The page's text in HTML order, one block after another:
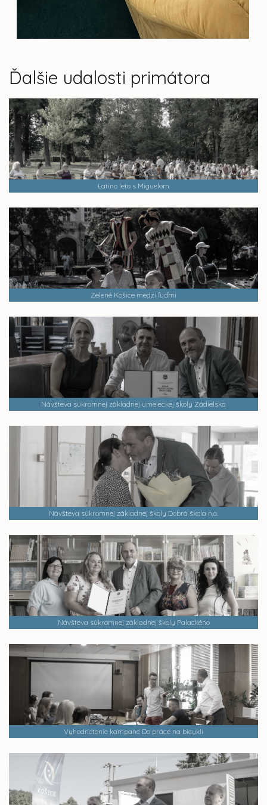
Ďalšie udalosti primátora
Latino leto s Miguelom
Zelené Košice medzi ľuďmi
Návšteva súkromnej základnej umeleckej školy Zádielska
Návšteva súkromnej základnej školy Dobrá škola n.o.
Návšteva súkromnej základnej školy Palackého
Vyhodnotenie kampane Do práce na bicykli